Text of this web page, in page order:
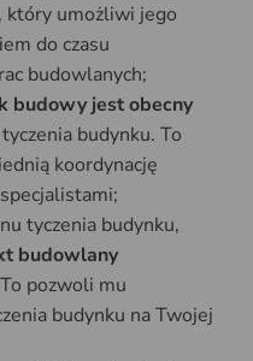
który umożliwi jego
do czasu
budowlanych;
budowy jest obecny
budynku. To
koordynację
tyczenia budynku,
budowlany
pozwoli mu
budynku na Twojej